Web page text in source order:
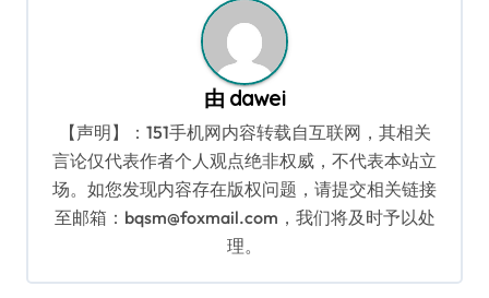
由 dawei
【声明】：151手机网内容转载自互联网，其相关
言论仅代表作者个人观点绝非权威，不代表本站立
场。如您发现内容存在版权问题，请提交相关链接
至邮箱：bqsm@foxmail.com，我们将及时予以处
理。